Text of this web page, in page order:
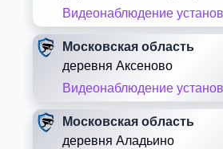
Видеонаблюдение
Московская область
деревня Аксеново
Видеонаблюдение
Московская область
деревня Аладьино